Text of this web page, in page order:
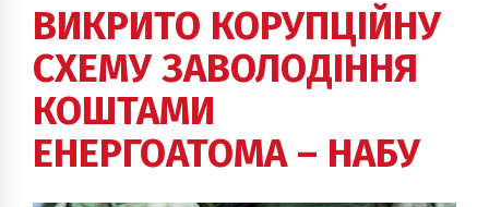
ВИКРИТО КОРУПЦІЙНУ
СХЕМУ ЗАВОЛОДІННЯ
КОШТАМИ
ЕНЕРГОАТОМА – НАБУ